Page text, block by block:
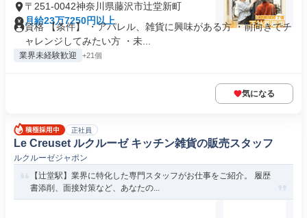
〒251-0042神奈川県藤沢市辻堂新町
月給23万7250円以上
資格 【条件】 ・アパレル、雑貨に興味がある方 ・前向きでチ
ャレンジしてみたい方 ・未...
業界未経験歓迎 +21個
気になる
正社員
Le Creuset ルクルーゼ キッチン雑貨の販売スタッフ
ルクルーゼジャポン
【辻堂駅】業界に特化した専門スタッフがお仕事をご紹介。 履歴
書添削、面接対策など、あなたの...